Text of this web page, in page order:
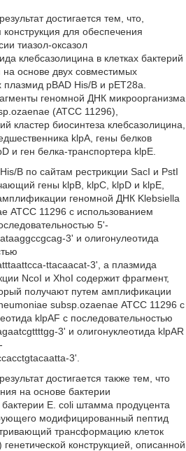
достигается тем, что,
конструкция для обеспечения
тиазол-оксазол
клебсазолицина в клетках бактерий
на основе двух совместимых
pBAD His/B и рЕТ28а.
геномной ДНК микроорганизма
(АТСС 11296),
кластер биосинтеза клебсазолицина,
klpA, гены белков
и ген белка-транспортера klpE.
B по сайтам рестрикции SacI и PstI
гены klpB, klpC, klpD и klpE,
геномной ДНК Klebsiella
АТСС 11296 с использованием
5'-
3' и олигонулеотида
ttacaacat-3', а плазмида
NcoI и XhoI содержит фрагмент,
получают путем амплификации
subsp.ozaenae АТСС 11296 с
klpAF с последовательностью
3' и олигонуклеотида klpAR
3'.
достигается также тем, что
на основе бактерии
E. coli штамма продуцента
модифицированный пептид
трансформацию клеток
конструкцией, описанной